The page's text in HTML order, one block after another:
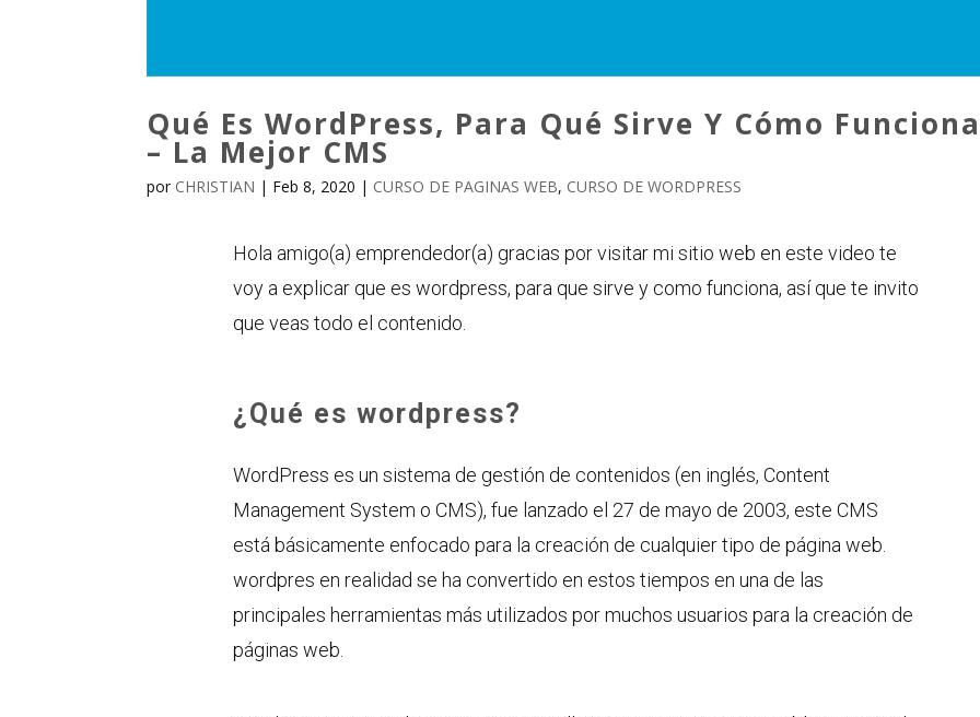
Qué Es WordPress, Para Qué Sirve Y Cómo Funciona
– La Mejor CMS
por CHRISTIAN | Feb 8, 2020 | CURSO DE PAGINAS WEB, CURSO DE WORDPRESS
Hola amigo(a) emprendedor(a) gracias por visitar mi sitio web en este video te
voy a explicar que es wordpress, para que sirve y como funciona, así que te invito
que veas todo el contenido.
¿Qué es wordpress?
WordPress es un sistema de gestión de contenidos (en inglés, Content
Management System o CMS), fue lanzado el 27 de mayo de 2003, este CMS
está básicamente enfocado para la creación de cualquier tipo de página web.
wordpres en realidad se ha convertido en estos tiempos en una de las
principales herramientas más utilizados por muchos usuarios para la creación de
páginas web.